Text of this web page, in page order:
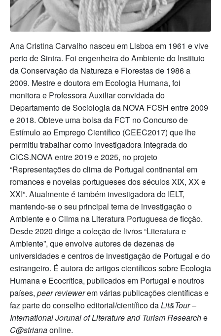
Ana Cristina Carvalho nasceu em Lisboa em 1961 e vive
perto de Sintra. Foi engenheira do Ambiente do Instituto
da Conservação da Natureza e Florestas de 1986 a
2009. Mestre e doutora em Ecologia Humana, foi
monitora e Professora Auxiliar convidada do
Departamento de Sociologia da NOVA FCSH entre 2009
e 2018. Obteve uma bolsa da FCT no Concurso de
Estímulo ao Emprego Científico (CEEC2017) que lhe
permitiu trabalhar como investigadora integrada do
CICS.NOVA entre 2019 e 2025, no projeto
“Representações do clima de Portugal continental em
romances e novelas portugueses dos séculos XIX, XX e
XXI”. Atualmente é também investigadora do IELT,
mantendo-se o seu principal tema de investigação o
Ambiente e o Clima na Literatura Portuguesa de ficção.
Desde 2020 dirige a coleção de livros “Literatura e
Ambiente”, que envolve autores de dezenas de
universidades e centros de investigação de Portugal e do
estrangeiro. É autora de artigos científicos sobre Ecologia
Humana e Ecocrítica, publicados em Portugal e noutros
países, peer reviewerem várias publicações científicas e
faz parte do conselho editorial/científico daLit&Tour–
International Jorunal of Literature and Turism Researche
C@strianaonline.